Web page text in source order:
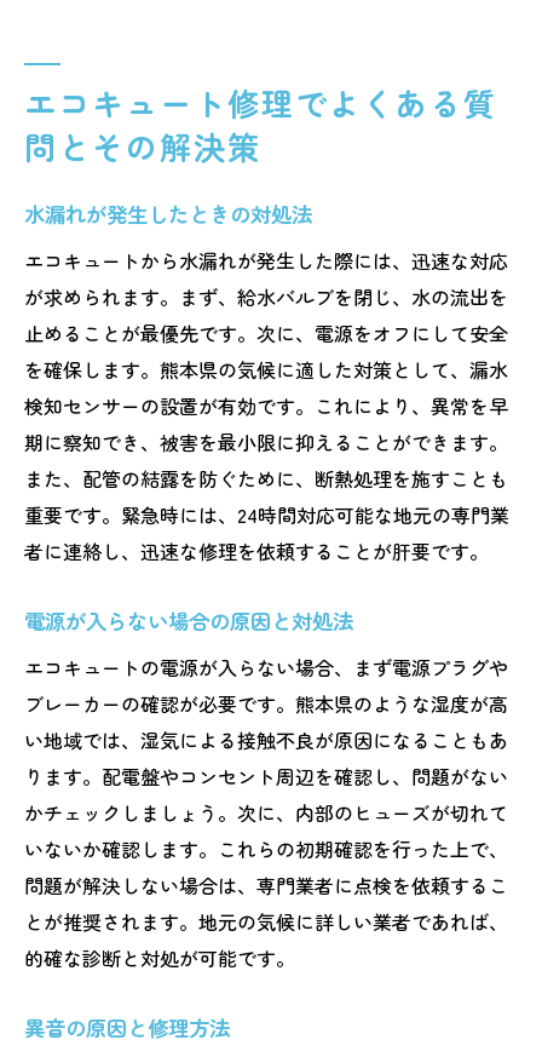
エコキュート修理でよくある質
問とその解決策
水漏れが発生したときの対処法
エコキュートから水漏れが発生した際には、迅速な対応
が求められます。まず、給水バルブを閉じ、水の流出を
止めることが最優先です。次に、電源をオフにして安全
を確保します。熊本県の気候に適した対策として、漏水
検知センサーの設置が有効です。これにより、異常を早
期に察知でき、被害を最小限に抑えることができます。
また、配管の結露を防ぐために、断熱処理を施すことも
重要です。緊急時には、24時間対応可能な地元の専門業
者に連絡し、迅速な修理を依頼することが肝要です。
電源が入らない場合の原因と対処法
エコキュートの電源が入らない場合、まず電源プラグや
ブレーカーの確認が必要です。熊本県のような湿度が高
い地域では、湿気による接触不良が原因になることもあ
ります。配電盤やコンセント周辺を確認し、問題がない
かチェックしましょう。次に、内部のヒューズが切れて
いないか確認します。これらの初期確認を行った上で、
問題が解決しない場合は、専門業者に点検を依頼するこ
とが推奨されます。地元の気候に詳しい業者であれば、
的確な診断と対処が可能です。
異音の原因と修理方法